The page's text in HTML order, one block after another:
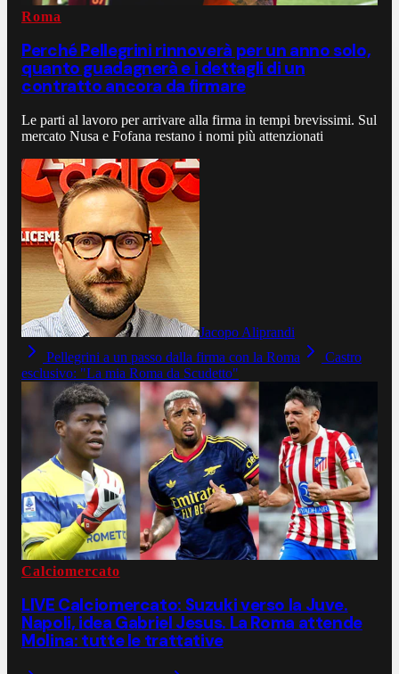
Roma
Perché Pellegrini rinnoverà per un anno solo,
quanto guadagnerà e i dettagli di un
contratto ancora da firmare
Le parti al lavoro per arrivare alla firma in tempi brevissimi. Sul
mercato Nusa e Fofana restano i nomi più attenzionati
Jacopo Aliprandi
Pellegrini a un passo dalla firma con la Roma
Castro
esclusivo: "La mia Roma da Scudetto"
Calciomercato
LIVE Calciomercato: Suzuki verso la Juve.
Napoli, idea Gabriel Jesus. La Roma attende
Molina: tutte le trattative